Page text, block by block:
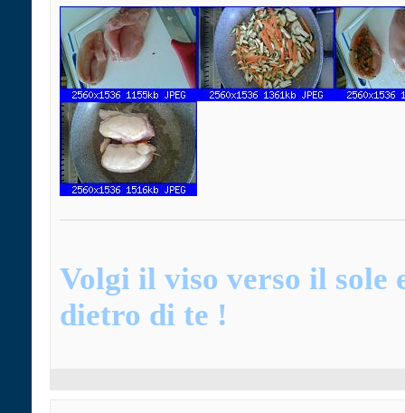
Volgi il viso verso il sole
dietro di te !